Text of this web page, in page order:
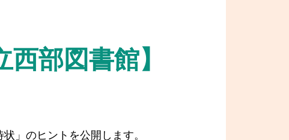
部図書館】
」のヒントを公開します。